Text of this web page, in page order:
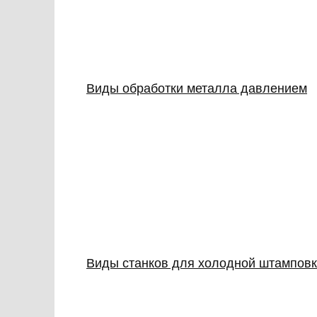
Виды обработки металла давлением
Виды станков для холодной